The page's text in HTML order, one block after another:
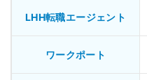
LHH転職エージェント
ワークポート